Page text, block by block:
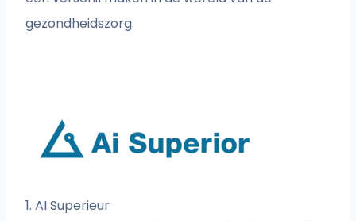
gezondheidszorg.
1. AI Superieur